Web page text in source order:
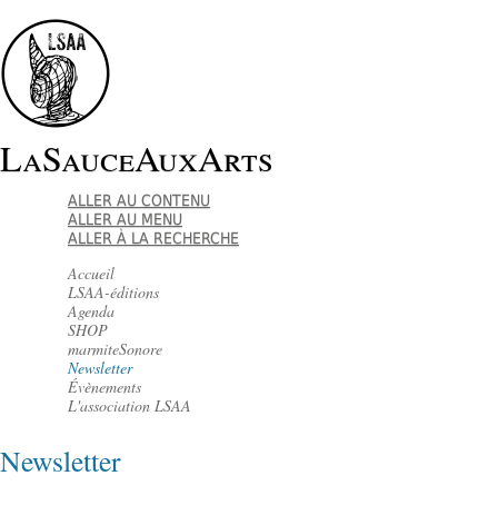
LaSauceAuxArts
ALLER AU CONTENU
ALLER AU MENU
ALLER À LA RECHERCHE
Accueil
LSAA-éditions
Agenda
SHOP
marmiteSonore
Newsletter
Évènements
L'association LSAA
Newsletter